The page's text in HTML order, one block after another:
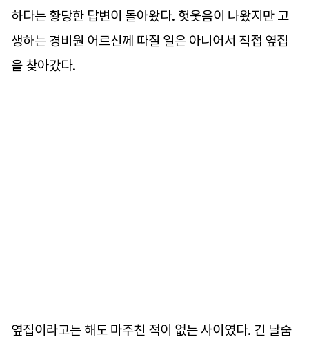
하다는 황당한 답변이 돌아왔다. 헛웃음이 나왔지만 고
생하는 경비원 어르신께 따질 일은 아니어서 직접 옆집
을 찾아갔다.
옆집이라고는 해도 마주친 적이 없는 사이였다. 긴 날숨